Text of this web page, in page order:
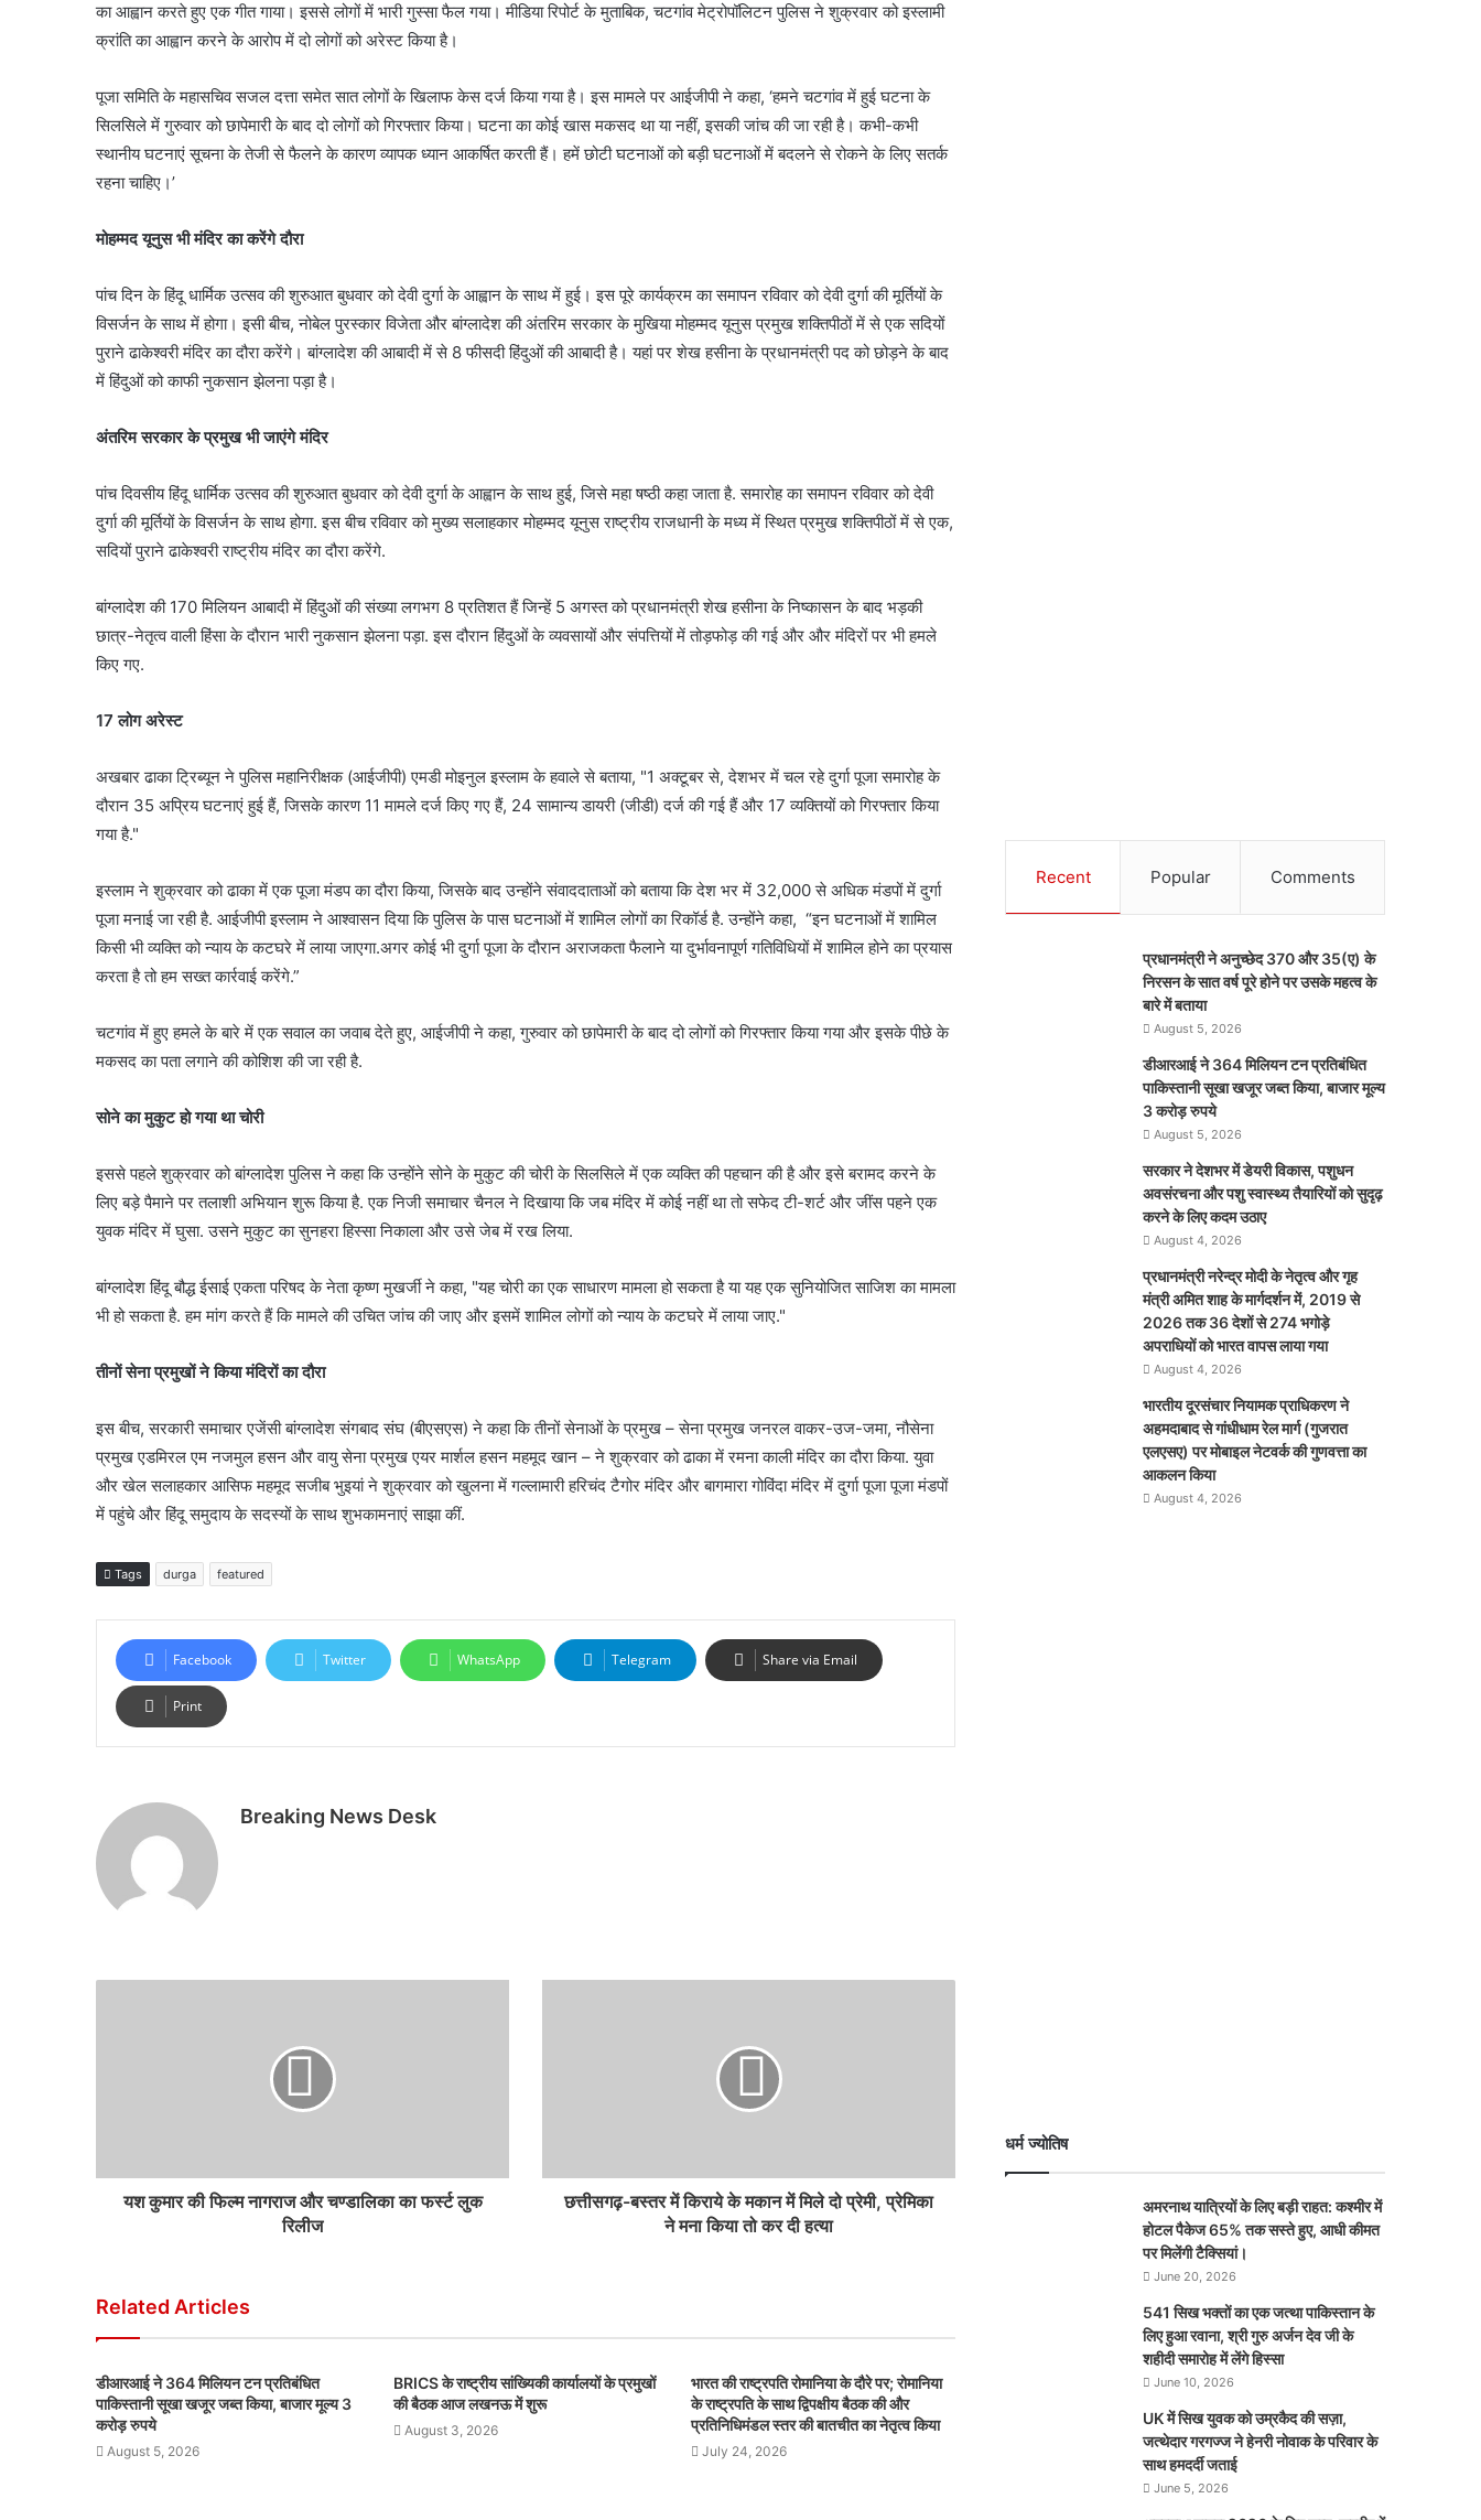
का आह्वान करते हुए एक गीत गाया। इससे लोगों में भारी गुस्सा फैल गया। मीडिया रिपोर्ट के मुताबिक, चटगांव मेट्रोपॉलिटन पुलिस ने शुक्रवार को इस्लामी
क्रांति का आह्वान करने के आरोप में दो लोगों को अरेस्ट किया है।
पूजा समिति के महासचिव सजल दत्ता समेत सात लोगों के खिलाफ केस दर्ज किया गया है। इस मामले पर आईजीपी ने कहा, ‘हमने चटगांव में हुई घटना के
सिलसिले में गुरुवार को छापेमारी के बाद दो लोगों को गिरफ्तार किया। घटना का कोई खास मकसद था या नहीं, इसकी जांच की जा रही है। कभी-कभी
स्थानीय घटनाएं सूचना के तेजी से फैलने के कारण व्यापक ध्यान आकर्षित करती हैं। हमें छोटी घटनाओं को बड़ी घटनाओं में बदलने से रोकने के लिए सतर्क
रहना चाहिए।’
मोहम्मद यूनुस भी मंदिर का करेंगे दौरा
पांच दिन के हिंदू धार्मिक उत्सव की शुरुआत बुधवार को देवी दुर्गा के आह्वान के साथ में हुई। इस पूरे कार्यक्रम का समापन रविवार को देवी दुर्गा की मूर्तियों के
विसर्जन के साथ में होगा। इसी बीच, नोबेल पुरस्कार विजेता और बांग्लादेश की अंतरिम सरकार के मुखिया मोहम्मद यूनुस प्रमुख शक्तिपीठों में से एक सदियों
पुराने ढाकेश्वरी मंदिर का दौरा करेंगे। बांग्लादेश की आबादी में से 8 फीसदी हिंदुओं की आबादी है। यहां पर शेख हसीना के प्रधानमंत्री पद को छोड़ने के बाद
में हिंदुओं को काफी नुकसान झेलना पड़ा है।
अंतरिम सरकार के प्रमुख भी जाएंगे मंदिर
पांच दिवसीय हिंदू धार्मिक उत्सव की शुरुआत बुधवार को देवी दुर्गा के आह्वान के साथ हुई, जिसे महा षष्ठी कहा जाता है. समारोह का समापन रविवार को देवी
दुर्गा की मूर्तियों के विसर्जन के साथ होगा. इस बीच रविवार को मुख्य सलाहकार मोहम्मद यूनुस राष्ट्रीय राजधानी के मध्य में स्थित प्रमुख शक्तिपीठों में से एक,
सदियों पुराने ढाकेश्वरी राष्ट्रीय मंदिर का दौरा करेंगे.
बांग्लादेश की 170 मिलियन आबादी में हिंदुओं की संख्या लगभग 8 प्रतिशत हैं जिन्हें 5 अगस्त को प्रधानमंत्री शेख हसीना के निष्कासन के बाद भड़की
छात्र-नेतृत्व वाली हिंसा के दौरान भारी नुकसान झेलना पड़ा. इस दौरान हिंदुओं के व्यवसायों और संपत्तियों में तोड़फोड़ की गई और और मंदिरों पर भी हमले
किए गए.
17 लोग अरेस्ट
अखबार ढाका ट्रिब्यून ने पुलिस महानिरीक्षक (आईजीपी) एमडी मोइनुल इस्लाम के हवाले से बताया, "1 अक्टूबर से, देशभर में चल रहे दुर्गा पूजा समारोह के
दौरान 35 अप्रिय घटनाएं हुई हैं, जिसके कारण 11 मामले दर्ज किए गए हैं, 24 सामान्य डायरी (जीडी) दर्ज की गई हैं और 17 व्यक्तियों को गिरफ्तार किया
गया है."
इस्लाम ने शुक्रवार को ढाका में एक पूजा मंडप का दौरा किया, जिसके बाद उन्होंने संवाददाताओं को बताया कि देश भर में 32,000 से अधिक मंडपों में दुर्गा
पूजा मनाई जा रही है. आईजीपी इस्लाम ने आश्वासन दिया कि पुलिस के पास घटनाओं में शामिल लोगों का रिकॉर्ड है. उन्होंने कहा, “इन घटनाओं में शामिल
किसी भी व्यक्ति को न्याय के कटघरे में लाया जाएगा.अगर कोई भी दुर्गा पूजा के दौरान अराजकता फैलाने या दुर्भावनापूर्ण गतिविधियों में शामिल होने का प्रयास
करता है तो हम सख्त कार्रवाई करेंगे.”
चटगांव में हुए हमले के बारे में एक सवाल का जवाब देते हुए, आईजीपी ने कहा, गुरुवार को छापेमारी के बाद दो लोगों को गिरफ्तार किया गया और इसके पीछे के
मकसद का पता लगाने की कोशिश की जा रही है.
सोने का मुकुट हो गया था चोरी
इससे पहले शुक्रवार को बांग्लादेश पुलिस ने कहा कि उन्होंने सोने के मुकुट की चोरी के सिलसिले में एक व्यक्ति की पहचान की है और इसे बरामद करने के
लिए बड़े पैमाने पर तलाशी अभियान शुरू किया है. एक निजी समाचार चैनल ने दिखाया कि जब मंदिर में कोई नहीं था तो सफेद टी-शर्ट और जींस पहने एक
युवक मंदिर में घुसा. उसने मुकुट का सुनहरा हिस्सा निकाला और उसे जेब में रख लिया.
बांग्लादेश हिंदू बौद्ध ईसाई एकता परिषद के नेता कृष्ण मुखर्जी ने कहा, "यह चोरी का एक साधारण मामला हो सकता है या यह एक सुनियोजित साजिश का मामला
भी हो सकता है. हम मांग करते हैं कि मामले की उचित जांच की जाए और इसमें शामिल लोगों को न्याय के कटघरे में लाया जाए."
तीनों सेना प्रमुखों ने किया मंदिरों का दौरा
इस बीच, सरकारी समाचार एजेंसी बांग्लादेश संगबाद संघ (बीएसएस) ने कहा कि तीनों सेनाओं के प्रमुख – सेना प्रमुख जनरल वाकर-उज-जमा, नौसेना
प्रमुख एडमिरल एम नजमुल हसन और वायु सेना प्रमुख एयर मार्शल हसन महमूद खान – ने शुक्रवार को ढाका में रमना काली मंदिर का दौरा किया. युवा
और खेल सलाहकार आसिफ महमूद सजीब भुइयां ने शुक्रवार को खुलना में गल्लामारी हरिचंद टैगोर मंदिर और बागमारा गोविंदा मंदिर में दुर्गा पूजा पूजा मंडपों
में पहुंचे और हिंदू समुदाय के सदस्यों के साथ शुभकामनाएं साझा कीं.
Tags durga featured
Facebook Twitter WhatsApp Telegram Share via Email
Print
Breaking News Desk
यश कुमार की फिल्म नागराज और चण्डालिका का फर्स्ट लुक
रिलीज
छत्तीसगढ़-बस्तर में किराये के मकान में मिले दो प्रेमी, प्रेमिका
ने मना किया तो कर दी हत्या
Related Articles
डीआरआई ने 364 मिलियन टन प्रतिबंधित
पाकिस्तानी सूखा खजूर जब्त किया, बाजार मूल्य 3
करोड़ रुपये
August 5, 2026
BRICS के राष्ट्रीय सांख्यिकी कार्यालयों के प्रमुखों
की बैठक आज लखनऊ में शुरू
August 3, 2026
भारत की राष्ट्रपति रोमानिया के दौरे पर; रोमानिया
के राष्ट्रपति के साथ द्विपक्षीय बैठक की और
प्रतिनिधिमंडल स्‍तर की बातचीत का नेतृत्व किया
July 24, 2026
Recent Popular Comments
प्रधानमंत्री ने अनुच्छेद 370 और 35(ए) के
निरसन के सात वर्ष पूरे होने पर उसके महत्व के
बारे में बताया
August 5, 2026
डीआरआई ने 364 मिलियन टन प्रतिबंधित
पाकिस्तानी सूखा खजूर जब्त किया, बाजार मूल्य
3 करोड़ रुपये
August 5, 2026
सरकार ने देशभर में डेयरी विकास, पशुधन
अवसंरचना और पशु स्वास्थ्य तैयारियों को सुदृढ़
करने के लिए कदम उठाए
August 4, 2026
प्रधानमंत्री नरेन्द्र मोदी के नेतृत्व और गृह
मंत्री अमित शाह के मार्गदर्शन में, 2019 से
2026 तक 36 देशों से 274 भगोड़े
अपराधियों को भारत वापस लाया गया
August 4, 2026
भारतीय दूरसंचार नियामक प्राधिकरण ने
अहमदाबाद से गांधीधाम रेल मार्ग (गुजरात
एलएसए) पर मोबाइल नेटवर्क की गुणवत्ता का
आकलन किया
August 4, 2026
धर्म ज्योतिष
अमरनाथ यात्रियों के लिए बड़ी राहत: कश्मीर में
होटल पैकेज 65% तक सस्ते हुए, आधी कीमत
पर मिलेंगी टैक्सियां।
June 20, 2026
541 सिख भक्तों का एक जत्था पाकिस्तान के
लिए हुआ रवाना, श्री गुरु अर्जन देव जी के
शहीदी समारोह में लेंगे हिस्सा
June 10, 2026
UK में सिख युवक को उम्रकैद की सज़ा,
जत्थेदार गरगज्ज ने हेनरी नोवाक के परिवार के
साथ हमदर्दी जताई
June 5, 2026